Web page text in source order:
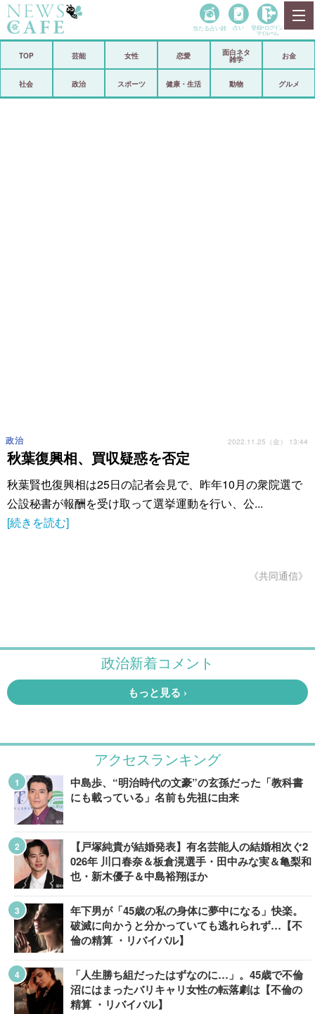
政治
当たる占い師 占い 登録• ログイン
マイルーム
TOP 芸能 女性 恋愛
面白ネタ
雑学
お金
社会 政治 スポーツ 健康・生活 動物 グルメ
秋葉復興相、買収疑惑を否定
政治 2022.11.25（金） 13:44
秋葉賢也復興相は25日の記者会見で、昨年10月の衆院選で
公設秘書が報酬を受け取って選挙運動を行い、公...
[続きを読む]
《共同通信》
アクセスランキング
中島歩、“明治時代の文豪”の玄孫だった「教科書
にも載っている」名前も先祖に由来
【戸塚純貴が結婚発表】有名芸能人の結婚相次ぐ2
026年 川口春奈＆板倉滉選手・田中みな実＆亀梨和
也・新木優子＆中島裕翔ほか
年下男が「45歳の私の身体に夢中になる」快楽。
破滅に向かうと分かっていても逃れられず…【不
倫の精算 ・リバイバル】
「人生勝ち組だったはずなのに…」。45歳で不倫
沼にはまったバリキャリ女性の転落劇は【不倫の
精算 ・リバイバル】